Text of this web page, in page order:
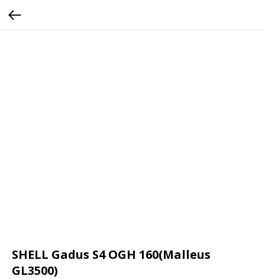
SHELL Gadus S4 OGH 160(Malleus
GL3500)